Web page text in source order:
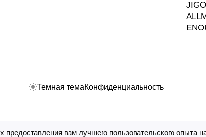
Темная темаКонфиденциальность
технологии.
вам лучшего пользовательского опыта